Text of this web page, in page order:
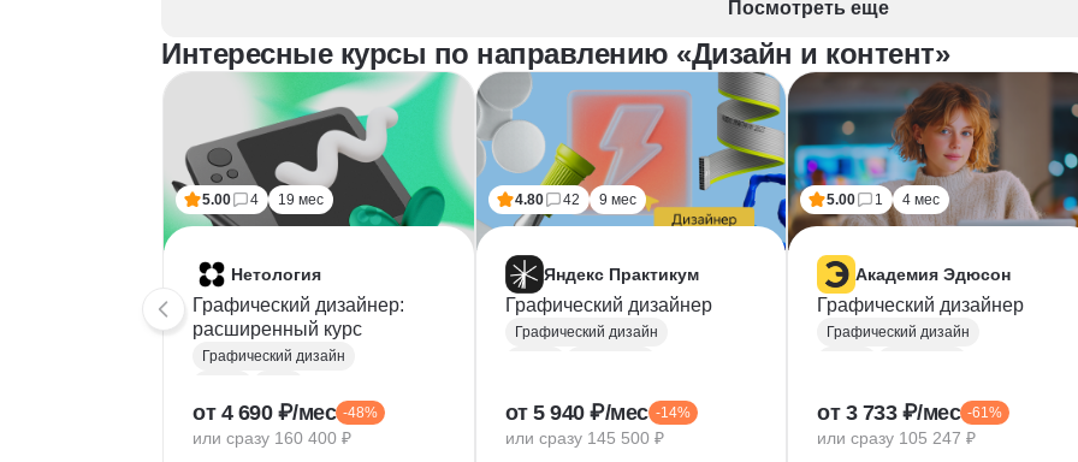
Посмотреть еще
Интересные курсы по направлению «Дизайн и контент»
5.00 4 19 мес
Нетология
Графический дизайнер:
расширенный курс
Графический дизайн
Photoshop
Adobe Illustrator
от 4 690 ₽/мес -48%
или сразу 160 400 ₽
4.80 42 9 мес
Яндекс Практикум
Графический дизайнер
Графический дизайн
Типографика
Векторная графика
от 5 940 ₽/мес -14%
или сразу 145 500 ₽
5.00 1 4 мес
Академия Эдюсон
Графический дизайнер
Графический дизайн
Типографика
Векторная графика
от 3 733 ₽/мес -61%
или сразу 105 247 ₽